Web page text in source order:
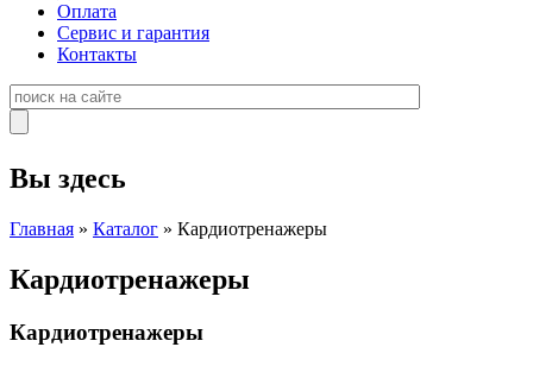
Оплата
Сервис и гарантия
Контакты
Вы здесь
Главная » Каталог » Кардиотренажеры
Кардиотренажеры
Кардиотренажеры